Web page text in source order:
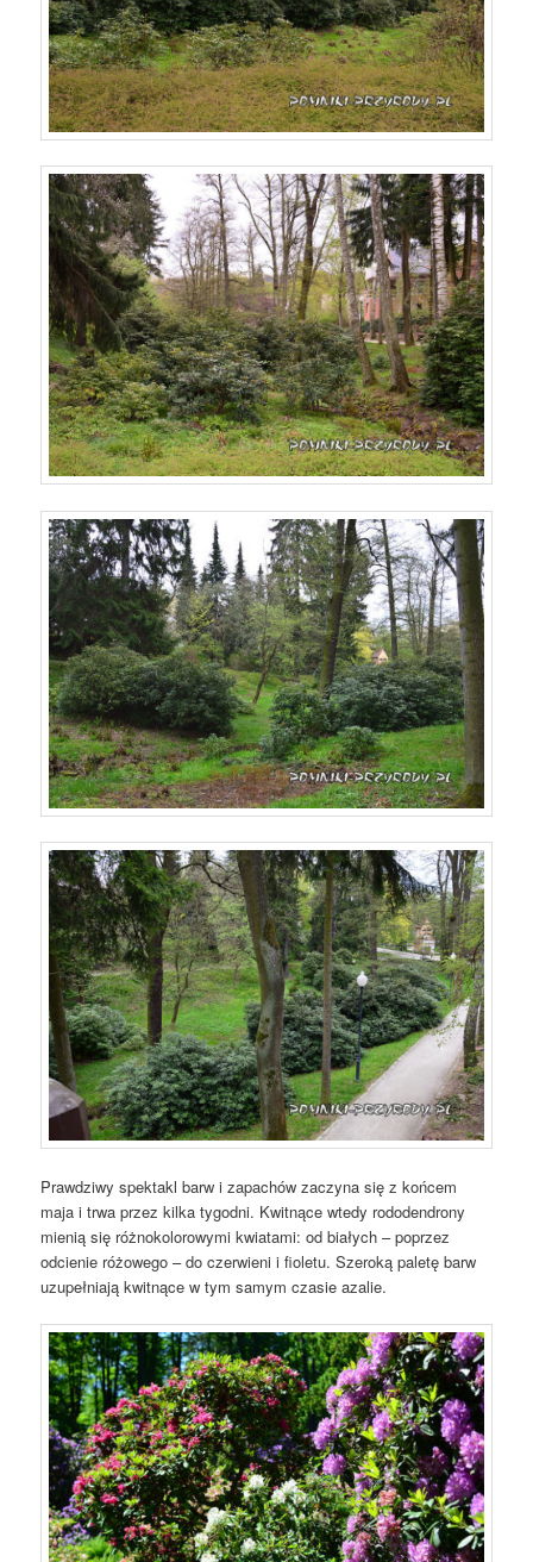
Prawdziwy spektakl barw i zapachów zaczyna się z końcem
maja i trwa przez kilka tygodni. Kwitnące wtedy rododendrony
mienią się różnokolorowymi kwiatami: od białych – poprzez
odcienie różowego – do czerwieni i fioletu. Szeroką paletę barw
uzupełniają kwitnące w tym samym czasie azalie.